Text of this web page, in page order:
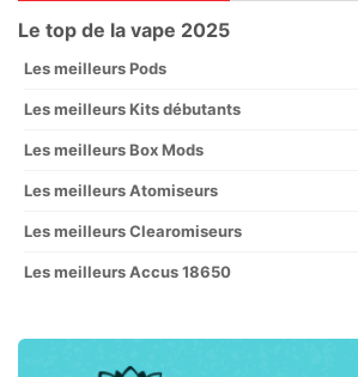
Le top de la vape 2025
Les meilleurs Pods
Les meilleurs Kits débutants
Les meilleurs Box Mods
Les meilleurs Atomiseurs
Les meilleurs Clearomiseurs
Les meilleurs Accus 18650